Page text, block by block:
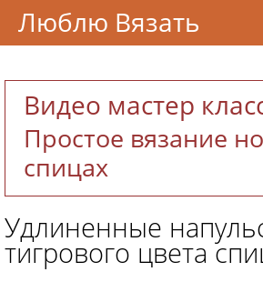
Видео мастер
Простое вязание
спицах
Удлиненные
тигрового цвета
Люблю Вязать